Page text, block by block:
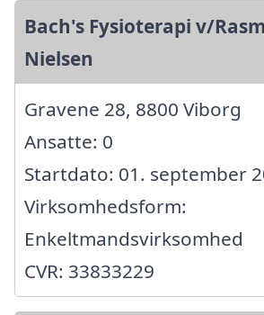
Bach's Fysioterapi v/
Nielsen
Gravene 28, 8800 Viborg
Ansatte: 0
Startdato: 01. september
Virksomhedsform:
Enkeltmandsvirksomhed
CVR: 33833229